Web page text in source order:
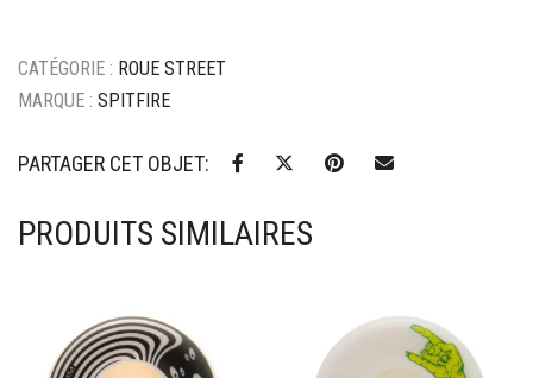
CATÉGORIE : ROUE STREET
MARQUE : SPITFIRE
PARTAGER CET OBJET:
PRODUITS SIMILAIRES
Ajouter à mes favoris Ajouter à mes favoris